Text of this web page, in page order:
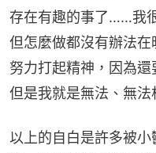
存在有趣的事了……我
但怎麼做都沒有辦法
努力打起精神，因為還
但是我就是無法、無法
以上的自白是許多被